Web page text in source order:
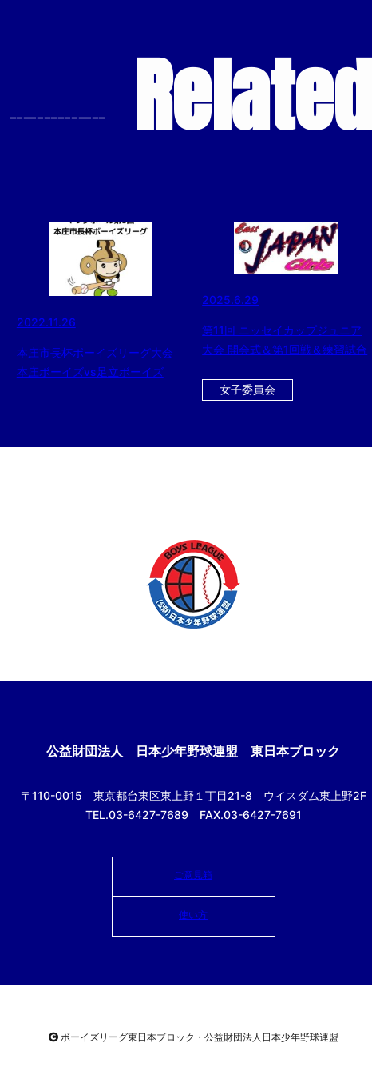
--------------
2022.11.26
本庄市長杯ボーイズリーグ大会
本庄ボーイズvs足立ボーイズ
2025.6.29
第11回 ニッセイカップジュニア
大会 開会式＆第1回戦＆練習試合
女子委員会
公益財団法人 日本少年野球連盟 東日本ブロック
〒110-0015 東京都台東区東上野１丁目21-8 ウイスダム東上野2F
TEL.03-6427-7689 FAX.03-6427-7691
ご意見箱
使い方
ボーイズリーグ東日本ブロック・公益財団法人 日本少年野球連盟